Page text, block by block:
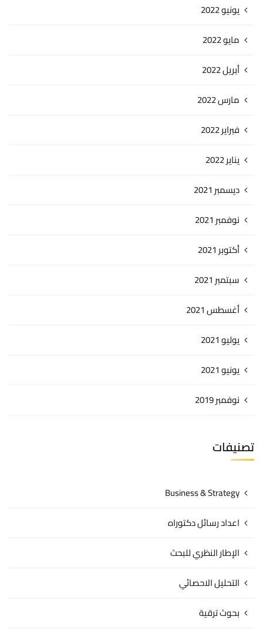
يونيو 2022
مايو 2022
أبريل 2022
مارس 2022
فبراير 2022
يناير 2022
ديسمبر 2021
نوفمبر 2021
أكتوبر 2021
سبتمبر 2021
أغسطس 2021
يوليو 2021
يونيو 2021
نوفمبر 2019
تصنيفات
Business & Strategy
اعداد رسائل دكتوراه
الإطار النظري للبحث
التحليل الاحصائي
بحوث ترقية